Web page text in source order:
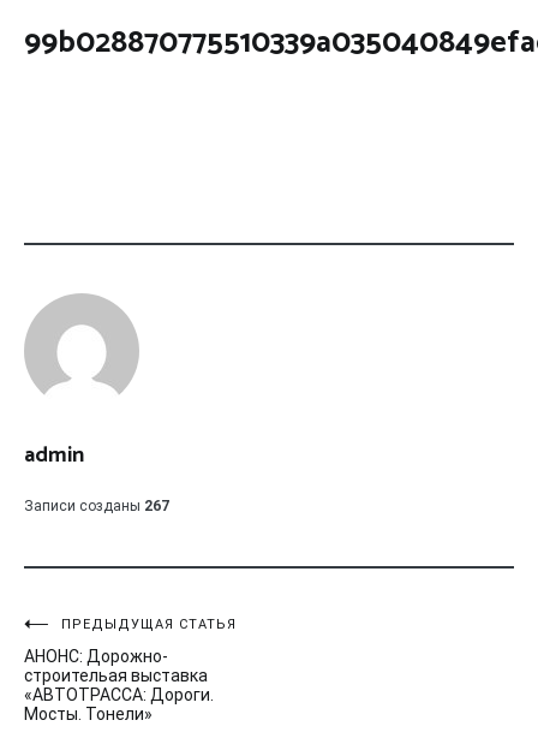
admin
Записи созданы 267
Навигация
по
записям
ПРЕДЫДУЩАЯ СТАТЬЯ
АНОНС: Дорожно-
строительая выставка
«АВТОТРАССА: Дороги.
Мосты. Тонели»